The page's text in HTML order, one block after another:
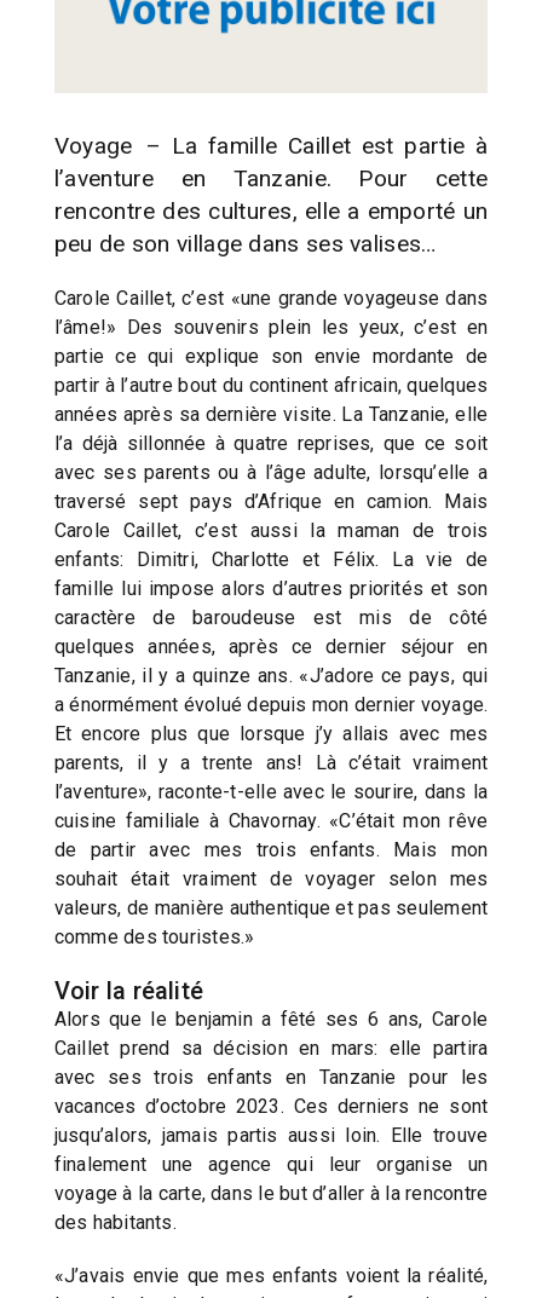
Voyage – La famille Caillet est partie à
l’aventure en Tanzanie. Pour cette
rencontre des cultures, elle a emporté un
peu de son village dans ses valises…
Carole Caillet, c’est «une grande voyageuse dans
l’âme!» Des souvenirs plein les yeux, c’est en
partie ce qui explique son envie mordante de
partir à l’autre bout du continent africain, quelques
années après sa dernière visite. La Tanzanie, elle
l’a déjà sillonnée à quatre reprises, que ce soit
avec ses parents ou à l’âge adulte, lorsqu’elle a
traversé sept pays d’Afrique en camion. Mais
Carole Caillet, c’est aussi la maman de trois
enfants: Dimitri, Charlotte et Félix. La vie de
famille lui impose alors d’autres priorités et son
caractère de baroudeuse est mis de côté
quelques années, après ce dernier séjour en
Tanzanie, il y a quinze ans. «J’adore ce pays, qui
a énormément évolué depuis mon dernier voyage.
Et encore plus que lorsque j’y allais avec mes
parents, il y a trente ans! Là c’était vraiment
l’aventure», raconte-t-elle avec le sourire, dans la
cuisine familiale à Chavornay. «C’était mon rêve
de partir avec mes trois enfants. Mais mon
souhait était vraiment de voyager selon mes
valeurs, de manière authentique et pas seulement
comme des touristes.»
Voir la réalité
Alors que le benjamin a fêté ses 6 ans, Carole
Caillet prend sa décision en mars: elle partira
avec ses trois enfants en Tanzanie pour les
vacances d’octobre 2023. Ces derniers ne sont
jusqu’alors, jamais partis aussi loin. Elle trouve
finalement une agence qui leur organise un
voyage à la carte, dans le but d’aller à la rencontre
des habitants.
«J’avais envie que mes enfants voient la réalité,